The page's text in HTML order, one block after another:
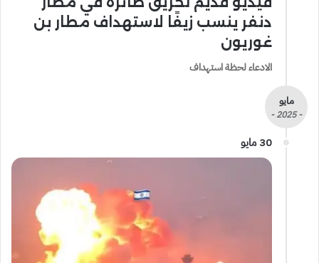
دنفر ينسب زيفًا لاستهداف مطار بن
غوريون
الادعاء لحظة استهداف
مايو
- 2025 -
30 مايو